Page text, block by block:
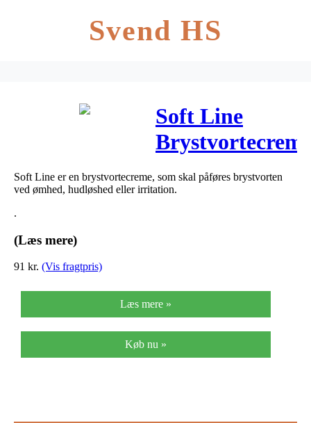
Svend HS
Soft Line
40 ml
Soft Line er en brystvortecreme, som skal påføres brystvorten
ved ømhed, hudløshed eller irritation.
.
(Læs mere)
91 kr. (Vis fragtpris)
Læs mere »
Køb nu »